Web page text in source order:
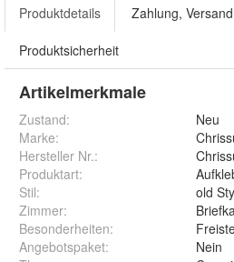
Produktdetails Zahlung,
Produktsicherheit
Artikelmerkmale
Zustand:
Neu
Marke:
Hersteller Nr.:
Produktart:
Stil:
old
Zimmer:
Besonderheiten:
Angebotspaket:
Nein